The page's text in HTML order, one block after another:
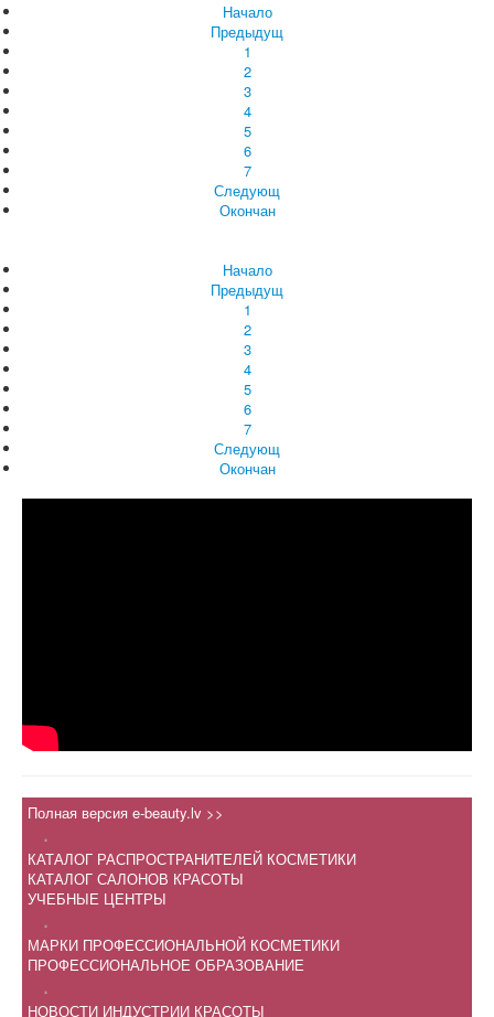
Начало
Предыдущ
1
2
3
4
5
6
7
Следующ
Окончан
Начало
Предыдущ
1
2
3
4
5
6
7
Следующ
Окончан
Полная версия e-beauty.lv >>
.
КАТАЛОГ РАСПРОСТРАНИТЕЛЕЙ КОСМЕТИКИ
КАТАЛОГ САЛОНОВ КРАСОТЫ
УЧЕБНЫЕ ЦЕНТРЫ
.
МАРКИ ПРОФЕССИОНАЛЬНОЙ КОСМЕТИКИ
ПРОФЕССИОНАЛЬНОЕ ОБРАЗОВАНИЕ
.
НОВОСТИ ИНДУСТРИИ КРАСОТЫ